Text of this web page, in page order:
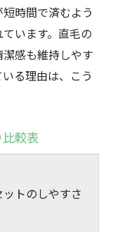
時間で済むよう
います。直毛の
感も維持しやす
る理由は、こう
較表
ットのしやすさ